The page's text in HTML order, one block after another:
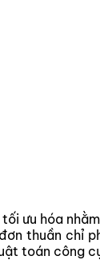
ưu hóa
thuần chỉ
toán công